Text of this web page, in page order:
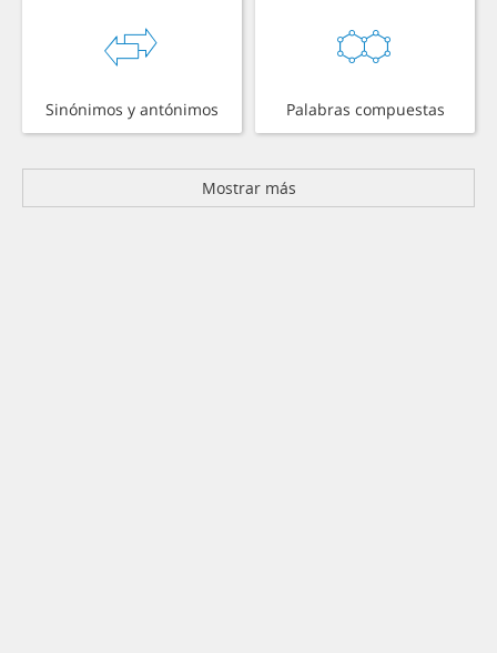
Sinónimos y antónimos Palabras compuestas
Mostrar más